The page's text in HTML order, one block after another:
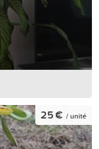
25 € / unité